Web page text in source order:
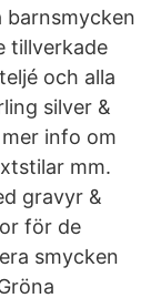
barnsmycken
tillverkade
och alla
silver &
info om
mm.
gravyr &
för de
smycken